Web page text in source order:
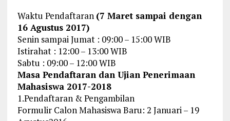
Waktu Pendaftaran (7 Maret sampai dengan
16 Agustus 2017)
Senin sampai Jumat : 09:00 – 15:00 WIB
Istirahat : 12:00 – 13:00 WIB
Sabtu : 09:00 – 12:00 WIB
Masa Pendaftaran dan Ujian Penerimaan
Mahasiswa 2017-2018
1.Pendaftaran & Pengambilan
Formulir Calon Mahasiswa Baru: 2 Januari – 19